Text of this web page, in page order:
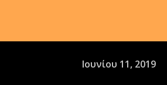
Ιουνίου 11, 2019